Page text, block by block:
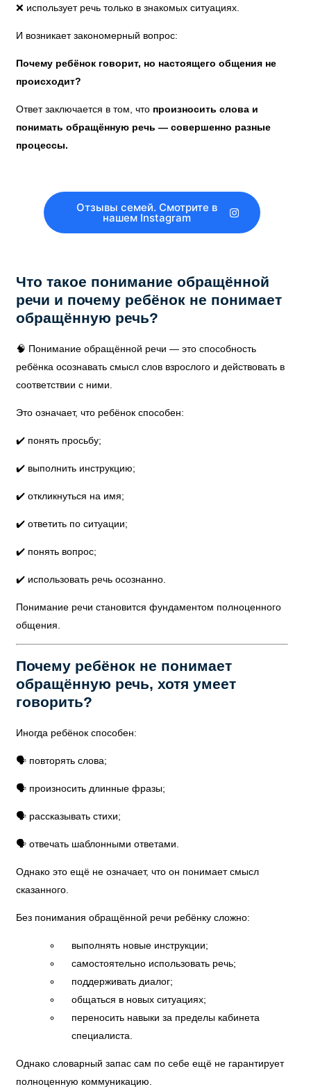
❌ использует речь только в знакомых ситуациях.
И возникает закономерный вопрос:
Почему ребёнок говорит, но настоящего общения не
происходит?
Ответ заключается в том, что произносить слова и
понимать обращённую речь — совершенно разные
процессы.
Отзывы семей. Смотрите в
нашем Instagram
Что такое понимание обращённой
речи и почему ребёнок не понимает
обращённую речь?
🧠 Понимание обращённой речи — это способность
ребёнка осознавать смысл слов взрослого и действовать в
соответствии с ними.
Это означает, что ребёнок способен:
✔️ понять просьбу;
✔️ выполнить инструкцию;
✔️ откликнуться на имя;
✔️ ответить по ситуации;
✔️ понять вопрос;
✔️ использовать речь осознанно.
Понимание речи становится фундаментом полноценного
общения.
Почему ребёнок не понимает
обращённую речь, хотя умеет
говорить?
Иногда ребёнок способен:
🗣️ повторять слова;
🗣️ произносить длинные фразы;
🗣️ рассказывать стихи;
🗣️ отвечать шаблонными ответами.
Однако это ещё не означает, что он понимает смысл
сказанного.
Без понимания обращённой речи ребёнку сложно:
выполнять новые инструкции;
самостоятельно использовать речь;
поддерживать диалог;
общаться в новых ситуациях;
переносить навыки за пределы кабинета
специалиста.
Однако словарный запас сам по себе ещё не гарантирует
полноценную коммуникацию.